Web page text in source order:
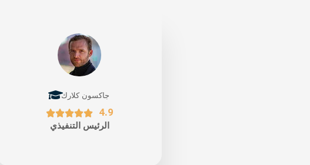
جاكسون كلارك
4.9





الرئيس التنفيذي